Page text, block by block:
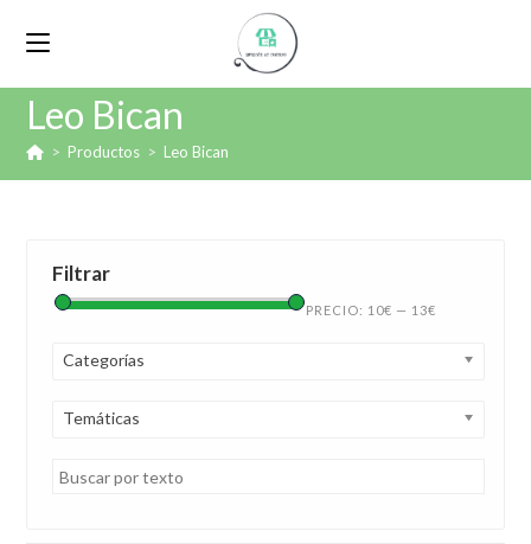
Leo Bican
> Productos > Leo Bican
Filtrar
PRECIO: 10€ — 13€
Categorías
Temáticas